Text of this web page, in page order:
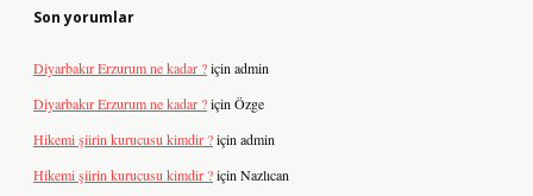
Son yorumlar
Diyarbakır Erzurum ne kadar ?için admin
Diyarbakır Erzurum ne kadar ?için Özge
Hikemi şiirin kurucusu kimdir ?için admin
Hikemi şiirin kurucusu kimdir ?için Nazlıcan